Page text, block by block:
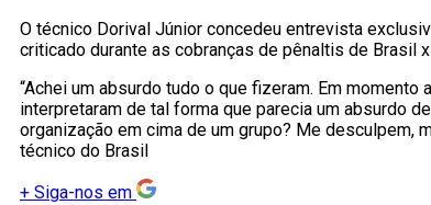
O técnico Dorival Júnior concedeu entrevista
criticado durante as cobranças de pênaltis de Brasil
“Achei um absurdo tudo o que fizeram. Em
interpretaram de tal forma que parecia um absurdo
organização em cima de um grupo? Me desculpem,
técnico do Brasil
+ Siga-nos em